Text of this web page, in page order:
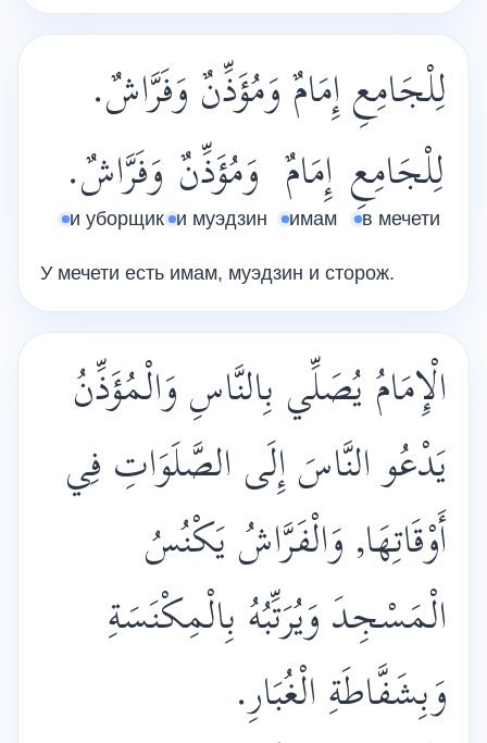
لِلْجَامِعِ إِمَامٌ وَمُؤَذِّنٌ وَفَرَّاشٌ.
لِلْجَامِعِ
в мечети
إِمَامٌ
имам
وَمُؤَذِّنٌ
и муэдзин
وَفَرَّاشٌ.
и уборщик
У мечети есть имам, муэдзин и сторож.
الْإِمَامُ يُصَلِّي بِالنَّاسِ وَالْمُؤَذِّنُ
يَدْعُو النَّاسَ إِلَى الصَّلَوَاتِ فِي
أَوْقَاتِهَا, وَالْفَرَّاشُ يَكْنُسُ
الْمَسْجِدَ وَيُرَتِّبُهُ بِالْمِكْنَسَةِ
وَبِشَفَّاطَةِ الْغُبَارِ.